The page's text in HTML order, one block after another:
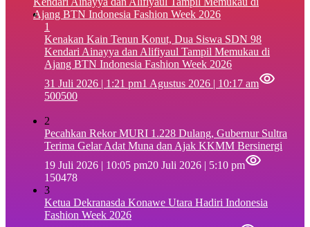
1
‎Kenakan Kain Tenun Konut, Dua Siswa SDN 98
Kendari Ainayya dan Alifiyaul Tampil Memukau di
Ajang BTN Indonesia Fashion Week 2026
31 Juli 2026 | 1:21 pm1 Agustus 2026 | 10:17 am
500500
2
Pecahkan Rekor MURI 1.228 Dulang, Gubernur Sultra
Terima Gelar Adat Muna dan Ajak KKMM Bersinergi
19 Juli 2026 | 10:05 pm20 Juli 2026 | 5:10 pm
150478
3
Ketua Dekranasda Konawe Utara Hadiri Indonesia
Fashion Week 2026